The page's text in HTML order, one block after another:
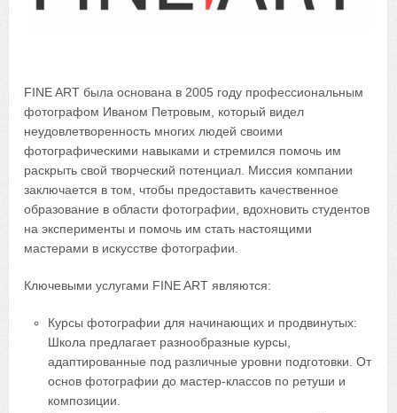
FINE ART была основана в 2005 году профессиональным
фотографом Иваном Петровым, который видел
неудовлетворенность многих людей своими
фотографическими навыками и стремился помочь им
раскрыть свой творческий потенциал. Миссия компании
заключается в том, чтобы предоставить качественное
образование в области фотографии, вдохновить студентов
на эксперименты и помочь им стать настоящими
мастерами в искусстве фотографии.
Ключевыми услугами FINE ART являются:
Курсы фотографии для начинающих и продвинутых:
Школа предлагает разнообразные курсы,
адаптированные под различные уровни подготовки. От
основ фотографии до мастер-классов по ретуши и
композиции.